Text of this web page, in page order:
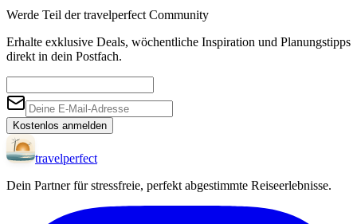
Werde Teil der travelperfect Community
Erhalte exklusive Deals, wöchentliche Inspiration und Planungstipps
direkt in dein Postfach.
Kostenlos anmelden
travelperfect
Dein Partner für stressfreie, perfekt abgestimmte Reiseerlebnisse.